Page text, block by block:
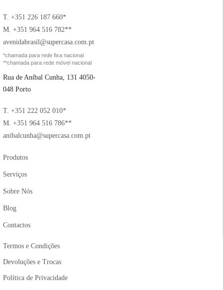
T. +351 226 187 660*
M. +351 964 516 782**
avenidabrasil@supercasa.com.pt
*chamada para rede fixa nacional
**chamada para rede móvel nacional
Rua de Aníbal Cunha, 131 4050-
048 Porto
T. +351 222 052 010*
M. +351 964 516 786**
anibalcunha@supercasa.com.pt
Produtos
Serviços
Sobre Nós
Blog
Contactos
Termos e Condições
Devoluções e Trocas
Política de Privacidade